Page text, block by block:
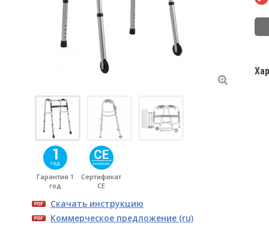
Гарантия 1
год
Сертификат
CE
Скачать инструкцию
Коммерческое предложение (ru)